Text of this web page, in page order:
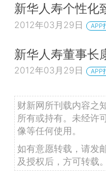
新华人寿个性化
2012年03月29日 APP
新华人寿董事长
2012年03月29日 APP
财新网所刊载内容之
所有或持有。未经许
像等任何使用。
如有意愿转载，请发
及授权后，方可转载。